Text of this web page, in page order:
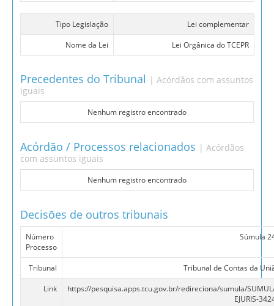
Tipo Legislação
Lei complementar
Nome da Lei
Lei Orgânica do TCEPR
Precedentes do Tribunal | Acórdãos com assuntos
iguais
Nenhum registro encontrado
Acórdão / Processos relacionados | Acórdãos
com assuntos iguais
Nenhum registro encontrado
Decisões de outros tribunais
Número
Processo
Súmula
Tribunal
Tribunal de Contas da
Link
https://pesquisa.apps.tcu.gov.br/redireciona/sumula/
EJURIS-